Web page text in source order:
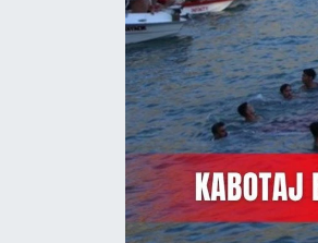
Resmi İlanlar
Turizm